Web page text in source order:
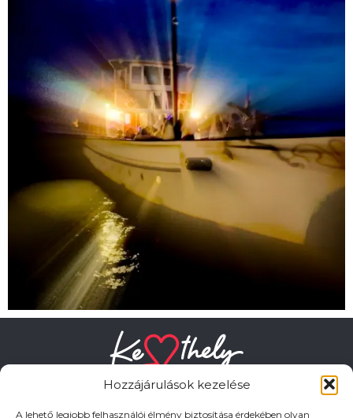
Hozzájárulások kezelése
A lehető legjobb felhasználói élmény biztosítása érdekében olyan